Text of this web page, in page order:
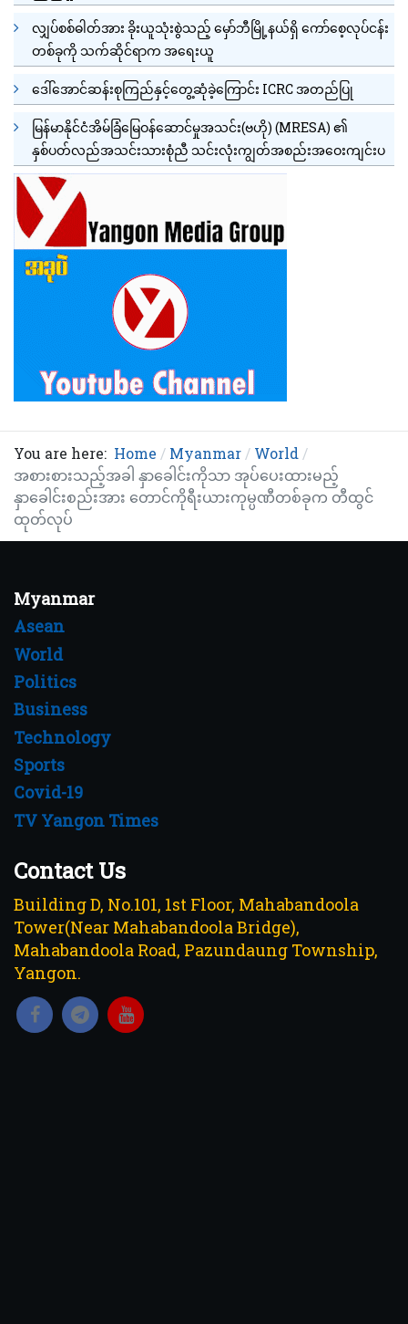
လျှပ်စစ်ဓါတ်အား ခိုးယူသုံးစွဲသည့် မှော်ဘီမြို့နယ်ရှိ ကော်စေ့လုပ်ငန်း
တစ်ခုကို သက်ဆိုင်ရာက အရေးယူ
ဒေါ်အောင်ဆန်းစုကြည်နှင့်တွေ့ဆုံခဲ့ကြောင်း ICRC အတည်ပြု
မြန်မာနိုင်ငံအိမ်ခြံမြေဝန်ဆောင်မှုအသင်း(ဗဟို) (MRESA) ၏
နှစ်ပတ်လည်အသင်းသားစုံညီ သင်းလုံးကျွတ်အစည်းအဝေးကျင်းပ
You are here: Home Myanmar
World
အစားစားသည့်အခါ နှာခေါင်းကိုသာ အုပ်ပေးထားမည့်
နှာခေါင်းစည်းအား တောင်ကိုရီးယားကုမ္ပဏီတစ်ခုက တီထွင်
ထုတ်လုပ်
Myanmar
Asean
World
Politics
Business
Technology
Sports
Covid-19
TV Yangon Times
Contact Us
Building D, No.101, 1st Floor, Mahabandoola
Tower(Near Mahabandoola Bridge),
Mahabandoola Road, Pazundaung Township,
Yangon.